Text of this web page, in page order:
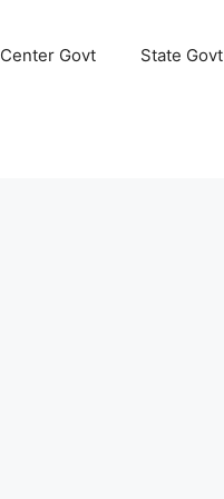
Center Govt State Govt